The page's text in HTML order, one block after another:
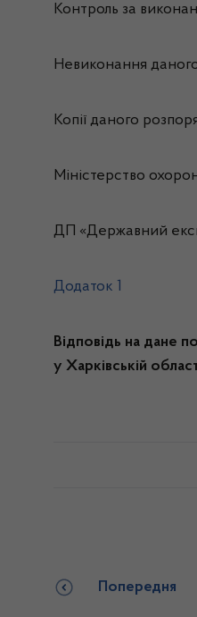
Контроль за
Невиконання
Копії даного
Міністерство
ДП «Державний
Додаток 1
Відповідь на дане
у Харківській
Попередня